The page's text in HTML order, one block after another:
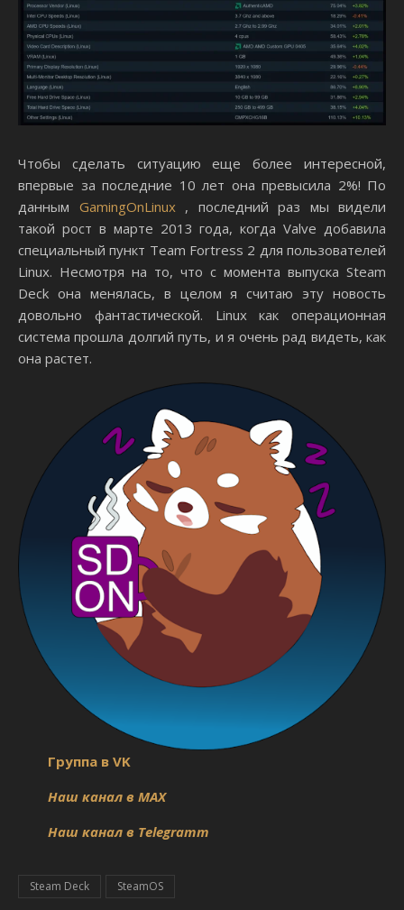
Чтобы сделать ситуацию еще более интересной,
впервые за последние 10 лет она превысила 2%! По
данным GamingOnLinux , последний раз мы видели
такой рост в марте 2013 года, когда Valve добавила
специальный пункт Team Fortress 2 для пользователей
Linux. Несмотря на то, что с момента выпуска Steam
Deck она менялась, в целом я считаю эту новость
довольно фантастической. Linux как операционная
система прошла долгий путь, и я очень рад видеть, как
она растет.
Группа в VK
Наш канал в MAX
Наш канал в Telegramm
Steam Deck SteamOS